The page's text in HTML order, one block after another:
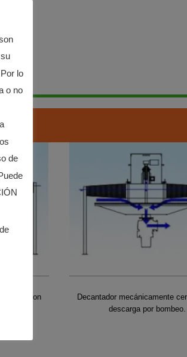
con
Decantador mecánicamente
descarga por bombeo.
lo
o no
de
de